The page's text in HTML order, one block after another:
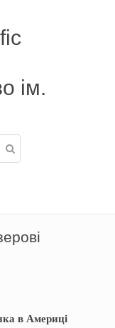
ім.
в Америці